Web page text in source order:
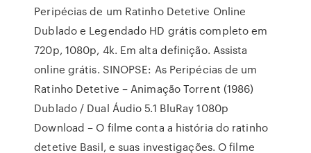
Peripécias de um Ratinho Detetive Online
Dublado e Legendado HD grátis completo em
720p, 1080p, 4k. Em alta definição. Assista
online grátis. SINOPSE: As Peripécias de um
Ratinho Detetive – Animação Torrent (1986)
Dublado / Dual Áudio 5.1 BluRay 1080p
Download – O filme conta a história do ratinho
detetive Basil, e suas investigações. O filme